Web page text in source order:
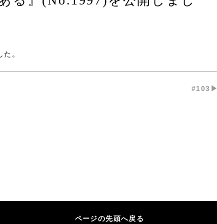
。
#103▶︎
ページの先頭へ戻る